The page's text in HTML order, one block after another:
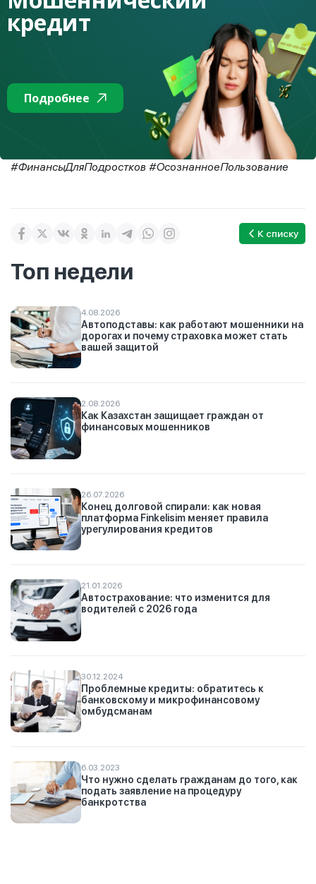
должна быть в приоритете.
Смотрите новый эпизод на YouTube и в соцсетях
#Fingramota #QarjyQuest #ПерсональныеДанные
#Кибербезопасность #Игры #Мошенничество
#ФинансыДляПодростков #ОсознанноеПользование
К списку
Топ недели
4.08.2026
Автоподставы: как работают мошенники на
дорогах и почему страховка может стать
вашей защитой
2.08.2026
Как Казахстан защищает граждан от
финансовых мошенников
26.07.2026
Конец долговой спирали: как новая
платформа Finkelisim меняет правила
урегулирования кредитов
21.01.2026
Автострахование: что изменится для
водителей с 2026 года
30.12.2024
Проблемные кредиты: обратитесь к
банковскому и микрофинансовому
омбудсманам
6.03.2023
Что нужно сделать гражданам до того, как
подать заявление на процедуру
банкротства
кредит
Подробнее